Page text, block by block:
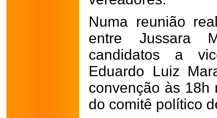
Numa reunião
entre Jussara
candidatos a
Eduardo Luiz
convenção às 18h
do comitê político